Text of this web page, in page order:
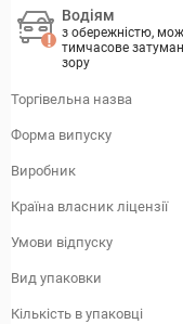
Водіям
з обережністю,
тимчасове
зору
Торгівельна назва
Форма випуску
Виробник
Країна власник ліцензії
Умови відпуску
Вид упаковки
Кількість в упаковці